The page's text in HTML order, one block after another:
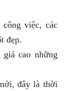
việc, các
đẹp.
giá cao những
đây là thời